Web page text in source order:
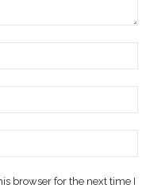
browser for the next time I